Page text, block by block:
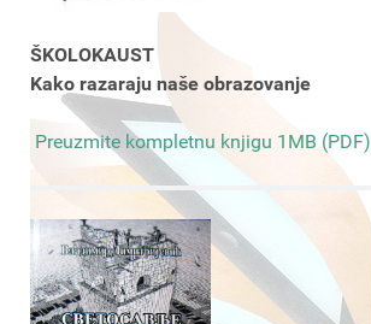
ŠKOLOKAUST
Kako razaraju naše obrazovanje
Preuzmite kompletnu knjigu 1MB (PDF)